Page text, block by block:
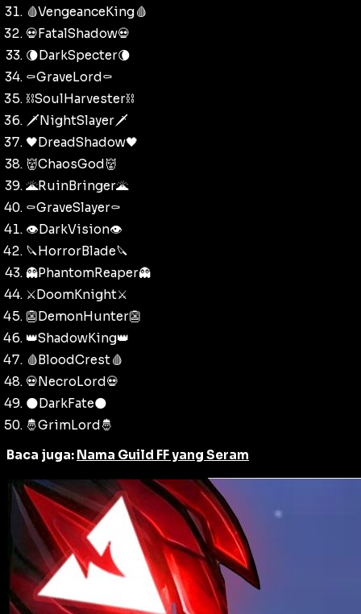
🩸VengeanceKing🩸
💀FatalShadow💀
🌘DarkSpecter🌘
⚰️GraveLord⚰️
⛓️SoulHarvester⛓️
🗡️NightSlayer🗡️
🖤DreadShadow🖤
👹ChaosGod👹
🌋RuinBringer🌋
⚰️GraveSlayer⚰️
👁️DarkVision👁️
🔪HorrorBlade🔪
👻PhantomReaper👻
⚔️DoomKnight⚔️
👺DemonHunter👺
👑ShadowKing👑
🩸BloodCrest🩸
💀NecroLord💀
🌑DarkFate🌑
🤴GrimLord🤴
Baca juga: Nama Guild FF yang Seram